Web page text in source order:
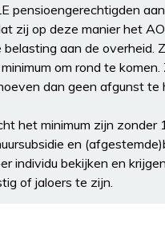
pensioengerechtigden
zij op deze manier het
aan de overheid.
om rond te
dan geen afgunst
het minimum zijn
en
individu bekijken en
of jaloers te zijn.